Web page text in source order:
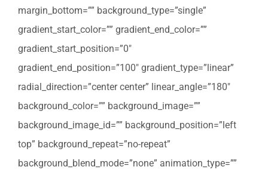
margin_bottom=”” background_type=”single”
gradient_start_color=”” gradient_end_color=””
gradient_start_position=”0″
gradient_end_position=”100″ gradient_type=”linear”
radial_direction=”center center” linear_angle=”180″
background_color=”” background_image=””
background_image_id=”” background_position=”left
top” background_repeat=”no-repeat”
background_blend_mode=”none” animation_type=””